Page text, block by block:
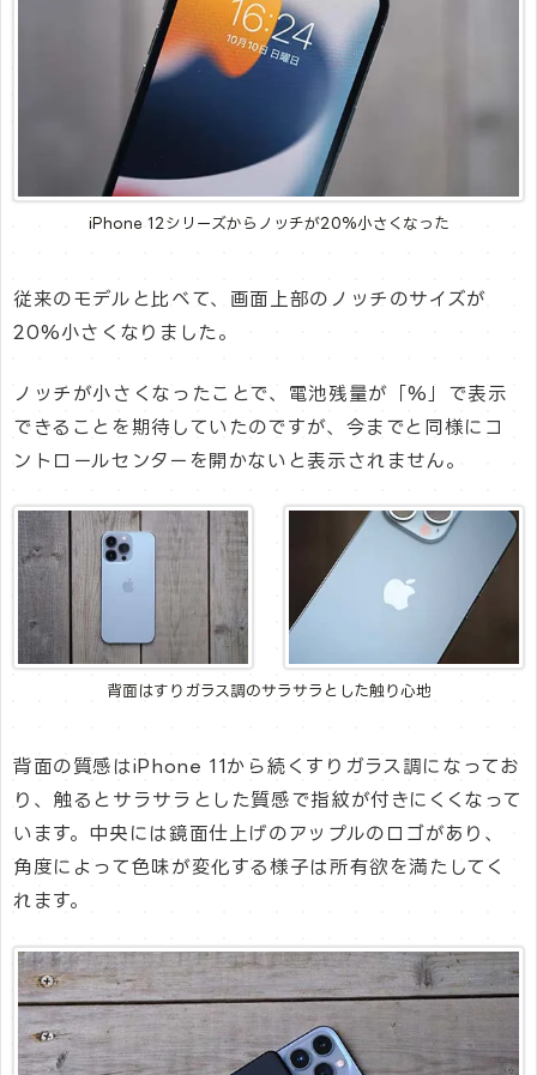
iPhone 12シリーズからノッチが20%小さくなった
従来のモデルと比べて、画面上部のノッチのサイズが
20%小さくなりました。
ノッチが小さくなったことで、電池残量が「%」で表示
できることを期待していたのですが、今までと同様にコ
ントロールセンターを開かないと表示されません。
背面はすりガラス調のサラサラとした触り心地
背面の質感はiPhone 11から続くすりガラス調になってお
り、触るとサラサラとした質感で指紋が付きにくくなって
います。中央には鏡面仕上げのアップルのロゴがあり、
角度によって色味が変化する様子は所有欲を満たしてく
れます。